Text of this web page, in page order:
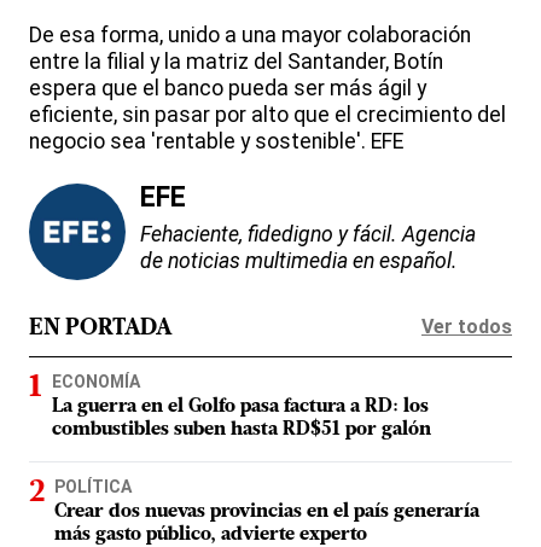
De esa forma, unido a una mayor colaboración
entre la filial y la matriz del Santander, Botín
espera que el banco pueda ser más ágil y
eficiente, sin pasar por alto que el crecimiento del
negocio sea 'rentable y sostenible'. EFE
EFE
Fehaciente, fidedigno y fácil. Agencia
de noticias multimedia en español.
EN PORTADA Ver todos
ECONOMÍA
La guerra en el Golfo pasa factura a RD: los
combustibles suben hasta RD$51 por galón
POLÍTICA
Crear dos nuevas provincias en el país generaría
más gasto público, advierte experto